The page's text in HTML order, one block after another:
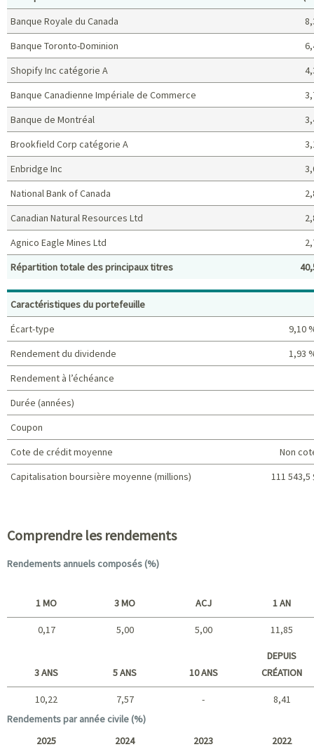
Principaux titres (%)
Banque Royale du Canada
Banque Toronto-Dominion
Shopify Inc catégorie A
Banque Canadienne Impériale de Commerce
Banque de Montréal
Brookfield Corp catégorie A
Enbridge Inc
National Bank of Canada
Canadian Natural Resources Ltd
Agnico Eagle Mines Ltd
Répartition totale des principaux titres
Caractéristiques du portefeuille
Écart-type
9,10
Rendement du dividende
1,93
Rendement à l’échéance
Durée (années)
Coupon
Cote de crédit moyenne
Non
Capitalisation boursière moyenne (millions)
111 543,5
Comprendre les rendements
Rendements annuels composés (%)
1 MO 3 MO ACJ 1 AN
0,17 5,00 5,00 11,85
Long terme
3 ANS 5 ANS 10 ANS
DEPUIS
CRÉATION
10,22 7,57 -
8,41
Rendements par année civile (%)
2025 2024 2023 2022